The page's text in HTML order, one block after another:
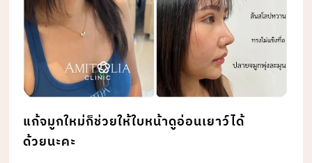
แก้จมูกใหม่ก็ช่วยให้ใบหน้าดูอ่อนเยาว์ได้
ด้วยนะคะ